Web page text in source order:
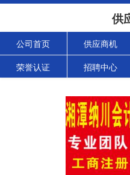
供
公司首页 供应商机
荣誉认证 招聘中心